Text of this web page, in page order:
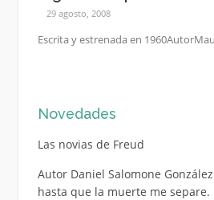
29 agosto, 2008
Escrita y estrenada en
Novedades
Las novias de Freud
Autor Daniel Salomone
hasta que la muerte me separe.